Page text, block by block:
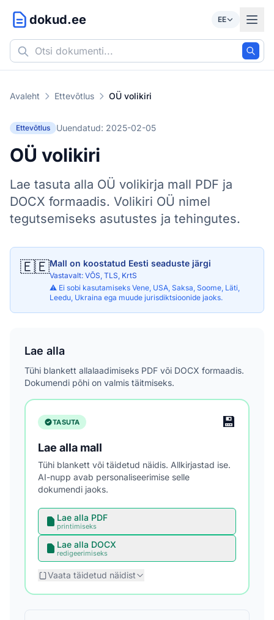
dokud.ee EE
Avaleht Ettevõtlus OÜ volikiri
Ettevõtlus Uuendatud: 2025-02-05
OÜ volikiri
Lae tasuta alla OÜ volikirja mall PDF ja
DOCX formaadis. Volikiri OÜ nimel
tegutsemiseks asutustes ja tehingutes.
🇪🇪Mall on koostatud Eesti seaduste järgi
Vastavalt: VÕS, TLS, KrtS
⚠️ Ei sobi kasutamiseks Vene, USA, Saksa, Soome, Läti,
Leedu, Ukraina ega muude jurisdiktsioonide jaoks.
Lae alla
Tühi blankett allalaadimiseks PDF või DOCX formaadis.
Dokumendi põhi on valmis täitmiseks.
TASUTA 💾
Lae alla mall
Tühi blankett või täidetud näidis. Allkirjastad ise.
AI-nupp avab personaliseerimise selle
dokumendi jaoks.
Lae alla PDF
printimiseks
Lae alla DOCX
redigeerimiseks
Vaata täidetud näidist